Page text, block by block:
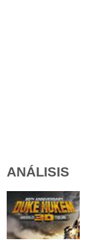
ANÁLISIS